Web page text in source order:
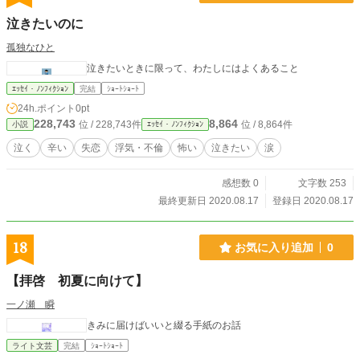
泣きたいのに
孤独なひと
泣きたいときに限って、わたしにはよくあること
ｴｯｾｲ・ﾉﾝﾌｨｸｼｮﾝ 完結 ｼｮｰﾄｼｮｰﾄ
24h.ポイント 0pt
小説 228,743 位 / 228,743件 ｴｯｾｲ・ﾉﾝﾌｨｸｼｮﾝ 8,864 位 / 8,864件
泣く 辛い 失恋 浮気・不倫 怖い 泣きたい 涙
感想数 0
文字数 253
最終更新日 2020.08.17
登録日 2020.08.17
18 お気に入り追加 0
【拝啓 初夏に向けて】
一ノ瀬 瞬
きみに届けばいいと綴る手紙のお話
ライト文芸 完結 ｼｮｰﾄｼｮｰﾄ